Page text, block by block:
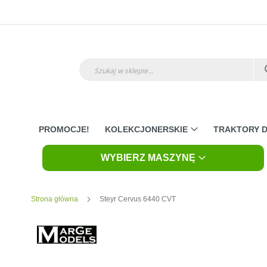
PROMOCJE! KOLEKCJONERSKIE TRAKTORY
WYBIERZ MASZYNĘ
Strona główna Steyr Cervus 6440 CVT
the